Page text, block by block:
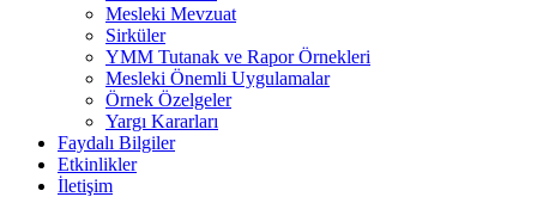
Mesleki Mevzuat
Sirküler
YMM Tutanak ve Rapor Örnekleri
Mesleki Önemli Uygulamalar
Örnek Özelgeler
Yargı Kararları
Faydalı Bilgiler
Etkinlikler
İletişim